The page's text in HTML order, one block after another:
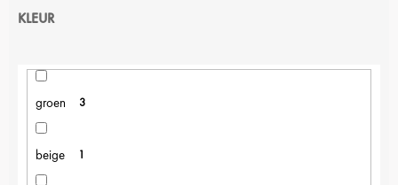
KLEUR
groen 3
beige 1